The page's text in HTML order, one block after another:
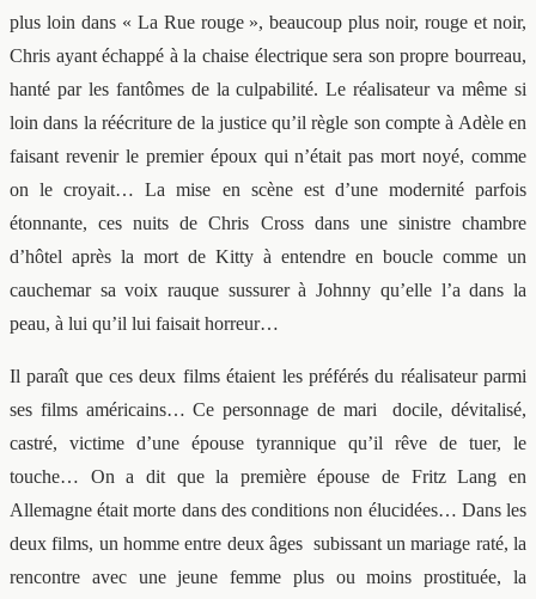
plus loin dans « La Rue rouge », beaucoup plus noir, rouge et noir,
Chris ayant échappé à la chaise électrique sera son propre bourreau,
hanté par les fantômes de la culpabilité. Le réalisateur va même si
loin dans la réécriture de la justice qu’il règle son compte à Adèle en
faisant revenir le premier époux qui n’était pas mort noyé, comme
on le croyait… La mise en scène est d’une modernité parfois
étonnante, ces nuits de Chris Cross dans une sinistre chambre
d’hôtel après la mort de Kitty à entendre en boucle comme un
cauchemar sa voix rauque sussurer à Johnny qu’elle l’a dans la
peau, à lui qu’il lui faisait horreur…
Il paraît que ces deux films étaient les préférés du réalisateur parmi
ses films américains… Ce personnage de mari docile, dévitalisé,
castré, victime d’une épouse tyrannique qu’il rêve de tuer, le
touche… On a dit que la première épouse de Fritz Lang en
Allemagne était morte dans des conditions non élucidées… Dans les
deux films, un homme entre deux âges subissant un mariage raté, la
rencontre avec une jeune femme plus ou moins prostituée, la